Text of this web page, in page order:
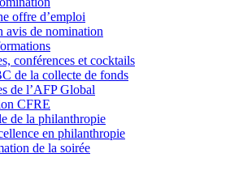
offre d’emploi
avis de nomination
conférences et cocktails
de la collecte de fonds
de l’AFP Global
CFRE
de la philanthropie
en philanthropie
de la soirée